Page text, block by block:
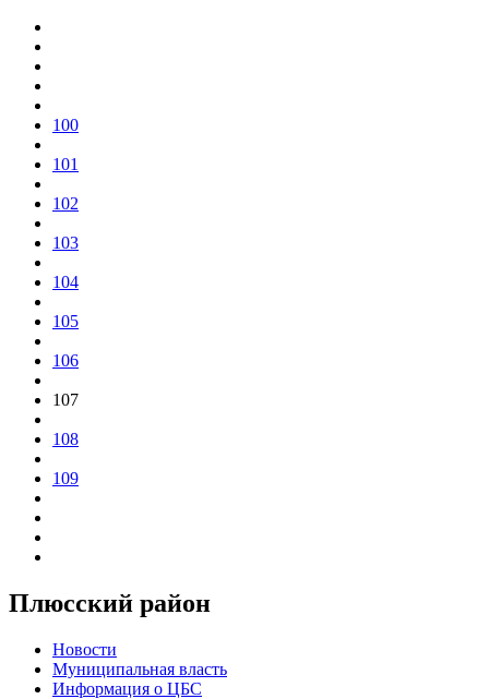
100
101
102
103
104
105
106
107
108
109
Плюсский район
Новости
Муниципальная власть
Информация о ЦБС